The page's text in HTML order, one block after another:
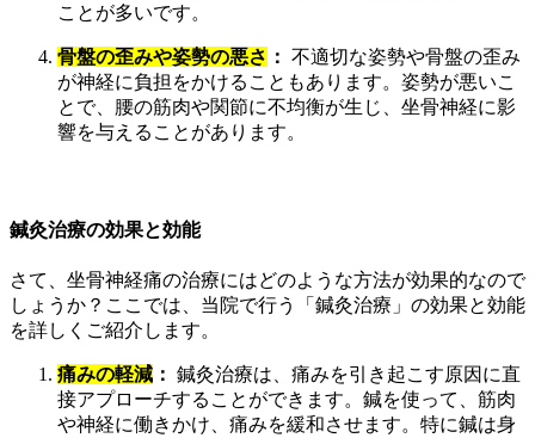
ことが多いです。
骨盤の歪みや姿勢の悪さ ： 不適切な姿勢や骨盤の歪み
が神経に負担をかけることもあります。姿勢が悪いこ
とで、腰の筋肉や関節に不均衡が生じ、坐骨神経に影
響を与えることがあります。
鍼灸治療の効果と効能
さて、坐骨神経痛の治療にはどのような方法が効果的なので
しょうか？ここでは、当院で行う「鍼灸治療」の効果と効能
を詳しくご紹介します。
痛みの軽減 ： 鍼灸治療は、痛みを引き起こす原因に直
接アプローチすることができます。鍼を使って、筋肉
や神経に働きかけ、痛みを緩和させます。特に鍼は身